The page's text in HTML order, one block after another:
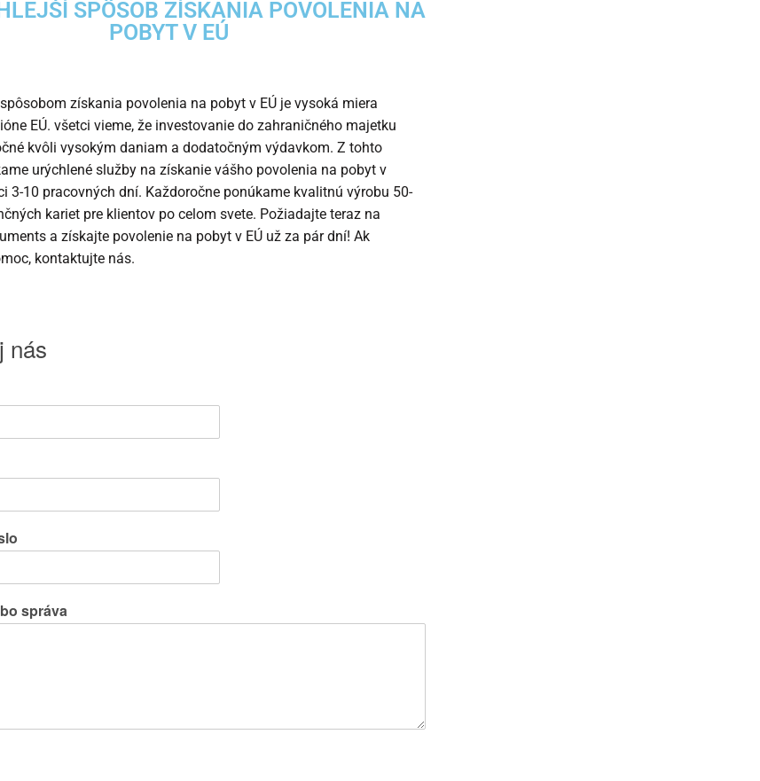
SPÔSOB ZÍSKANIA POVOLENIA NA
POBYT V EÚ
získania povolenia na pobyt v EÚ je vysoká miera
EÚ. všetci vieme, že investovanie do zahraničného majetku
kvôli vysokým daniam a dodatočným výdavkom. Z tohto
urýchlené služby na získanie vášho povolenia na pobyt v
3-10 pracovných dní. Každoročne ponúkame kvalitnú výrobu 50-
kariet pre klientov po celom svete. Požiadajte teraz na
a získajte povolenie na pobyt v EÚ už za pár dní! Ak
kontaktujte nás.
nás
správa